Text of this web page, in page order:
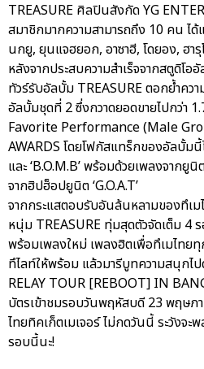
TREASURE ศิลปินสังกัด YG
สมาชิกมากความสามารถถึง 10 คน ไ
นกยู, ยุนแจฮยอก, อาซาฮี, โดยอง, ฮา
หลังจากประสบความสำเร็จจากสตูดิโ
ทัวร์รับอัลบั้ม TREASURE ตอกย้ำควา
อัลบั้มชุดที่ 2 ซึ่งกวาดยอดขายไปกว่า
Favorite Performance (Male
AWARDS โดยโฟกัสแทร็กของอัลบั้มนี้
และ ‘B.O.M.B’ พร้อมด้วยเพลงจากยู
จากฮิปฮ็อปยูนิต ‘G.O.A.T’
จากกระแสตอบรับอันล้นหลามของทึเ
หนุ่ม TREASURE ทุ่มสุดตัวจัดเต็ม 4
พร้อมเพลงใหม่ เพลงฮิตเพื่อทึเมไทย
ทึไลท์ให้พร้อม แล้วมารีบูทความสนุกไ
RELAY TOUR [REBOOT] IN
บัตรเข้าชมรอบวันพฤหัสบดี 23 พฤษภ
ไทยทิคเก็ตเมเจอร์ ไม่กดวันนี้ ระวังจ
รอบนี้นะ!